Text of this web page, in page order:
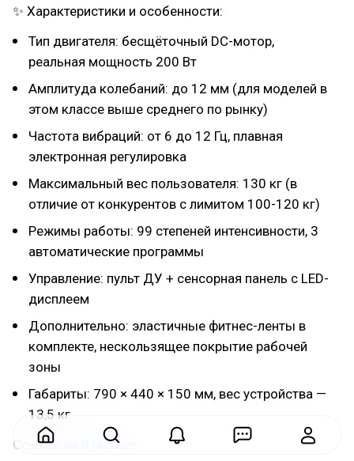
✨ Характеристики и особенности:
Тип двигателя: бесщёточный DC-мотор,
реальная мощность 200 Вт
Амплитуда колебаний: до 12 мм (для моделей в
этом классе выше среднего по рынку)
Частота вибраций: от 6 до 12 Гц, плавная
электронная регулировка
Максимальный вес пользователя: 130 кг (в
отличие от конкурентов с лимитом 100-120 кг)
Режимы работы: 99 степеней интенсивности, 3
автоматические программы
Управление: пульт ДУ + сенсорная панель с LED-
дисплеем
Дополнительно: эластичные фитнес-ленты в
комплекте, нескользящее покрытие рабочей
зоны
Габариты: 790 × 440 × 150 мм, вес устройства —
13,5 кг
Ссылка на Я Маркет